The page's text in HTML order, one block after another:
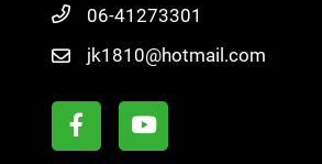
06-41273301
jk1810@hotmail.com